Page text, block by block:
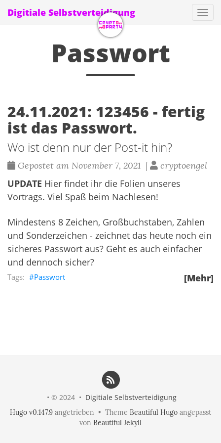
Digitiale Selbstverteidigung
Passwort
24.11.2021: 123456 - fertig
ist das Passwort.
Wo ist denn nur der Post-it hin?
Gepostet am November 7, 2021 |
cryptoengel
UPDATE Hier findet ihr die Folien unseres
Vortrags. Viel Spaß beim Nachlesen!
Mindestens 8 Zeichen, Großbuchstaben, Zahlen
und Sonderzeichen - zeichnet das heute noch ein
sicheres Passwort aus? Geht es auch einfacher
und dennoch sicher?
[Mehr]
Passwort
• © 2024 • Digitiale Selbstverteidigung
Hugo v0.147.9 angetrieben • Theme Beautiful Hugo angepasst
von Beautiful Jekyll